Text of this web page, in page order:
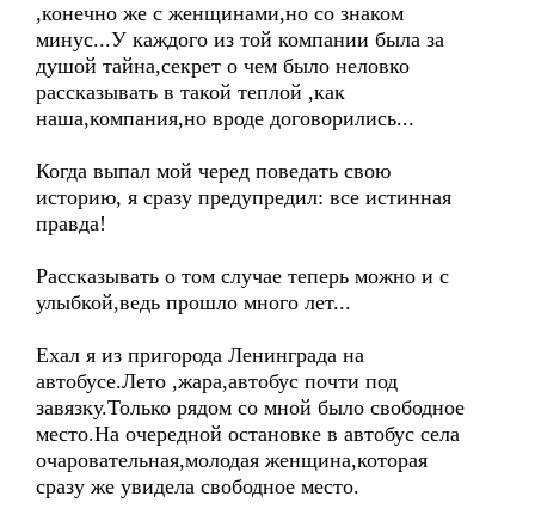
,конечно же с женщинами,но со знаком
минус...У каждого из той компании была за
душой тайна,секрет о чем было неловко
рассказывать в такой теплой ,как
наша,компания,но вроде договорились...
Когда выпал мой черед поведать свою
историю, я сразу предупредил: все истинная
правда!
Рассказывать о том случае теперь можно и с
улыбкой,ведь прошло много лет...
Ехал я из пригорода Ленинграда на
автобусе.Лето ,жара,автобус почти под
завязку.Только рядом со мной было свободное
место.На очередной остановке в автобус села
очаровательная,молодая женщина,которая
сразу же увидела свободное место.